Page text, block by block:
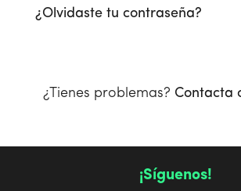
¿Olvidaste tu contraseña?
¿Tienes problemas? Contacta
¡Síguenos!